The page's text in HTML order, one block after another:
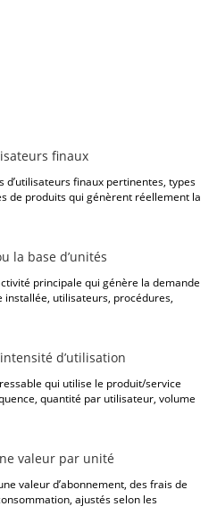
finaux
finaux pertinentes, types
de produits qui génèrent réellement la
la base d’unités
principale qui génère la demande
installée, utilisateurs, procédures,
d’utilisation
qui utilise le produit/service
quantité par utilisateur, volume
valeur par unité
valeur d’abonnement, des frais de
ajustés selon les